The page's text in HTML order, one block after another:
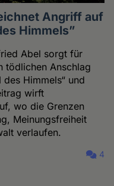
Angriff auf
Himmels”
Abel sorgt für
tödlichen Anschlag
Himmels“ und
wirft
wo die Grenzen
Meinungsfreiheit
verlaufen.
4